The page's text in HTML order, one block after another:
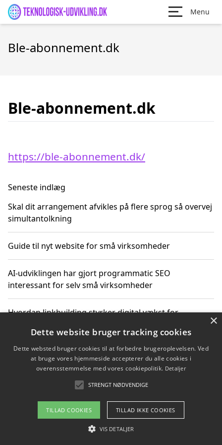
Menu
Ble-abonnement.dk
Ble-abonnement.dk
https://ble-abonnement.dk/
Seneste indlæg
Skal dit arrangement afvikles på flere sprog så overvej
simultantolkning
Guide til nyt website for små virksomheder
AI-udviklingen har gjort programmatic SEO
interessant for selv små virksomheder
Hvordan linkbuilding styrker digital vækst for
Sådan har udviklingen inden for genbrug af elektronik
ændret sig
Copyright 2026 - Pilanto Aps
Om / kontakt
×
Dette website bruger tracking cookies
Dette websted bruger cookies til at forbedre brugeroplevelsen. Ved
at bruge vores hjemmeside accepterer du alle cookies i
overensstemmelse med vores cookiepolitik. Detaljer
STRENGT NØDVENDIGE
TILLAD COOKIES TILLAD IKKE COOKIES
VIS DETALJER